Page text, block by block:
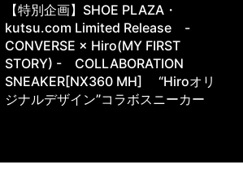
【特別企画】SHOE PLAZA・
kutsu.com Limited Release -
CONVERSE × Hiro(MY FIRST
STORY) - COLLABORATION
SNEAKER[NX360 MH] “Hiroオリ
ジナルデザイン”コラボスニーカー